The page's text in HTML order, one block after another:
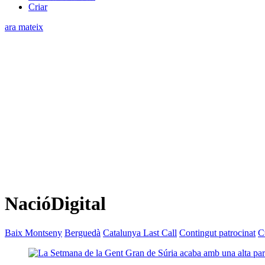
Criar
ara mateix
NacióDigital
Baix Montseny Berguedà Catalunya Last Call Contingut patrocinat